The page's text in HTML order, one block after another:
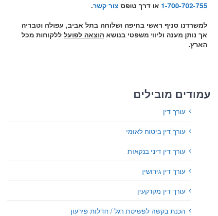
1-700-702-755 או דרך טופס צור קשר.
למשרדנו סניף ראשי בחיפה ושלוחה בתל אביב, עפולה וטבריה
אך נותן מענה וליווי משפטי בנושאהוצאה לפועל ללקוחות מכל
הארץ.
עמודים מובילים
עורך דין
עורך דין ביטוח לאומי
עורך דין דיני בנקאות
עורך דין גירושין
עורך דין מקרקעין
הכנת בקשה לפשיטת רגל / חדלות פירעון